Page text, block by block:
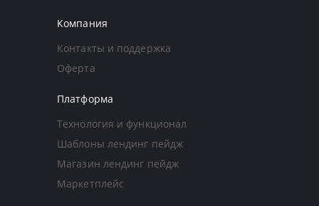
Компания
Контакты и поддержка
Оферта
Платформа
Технология и функционал
Шаблоны лендинг пейдж
Магазин лендинг пейдж
Маркетплейс